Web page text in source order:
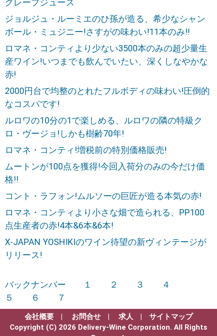
グレープジュース
ジョルジュ・ルーミエのひ孫が造る、希少なシャン
ボール・ミュジニー!さすがの味わい!11本のみ!!
ロマネ・コンティより少ない3500本のみの超少量生
産ワイン!いつまでも飲んでいたい、深くしなやかな
赤!
2000円台で均整のとれたフルボディの味わい!圧倒的
なコスパです!
ルロワの10分の1で楽しめる、ルロワの隣の特級ク
ロ・ヴージョ!しかも樹齢70年!
ロマネ・コンティ!増税前の特別価格販売!
ムートンが100点を獲得!今回入荷分のみの今だけ価
格!!
コント・ラフォン!ムルソーの巨匠が造る本気の赤!
ロマネ・コンティより小さな畑で造られる、PP100
点生産者の赤!4本&6本&6本!
X-JAPAN YOSHIKIのワイン待望の新ヴィンテージが
リリース!
バックナンバー １ ２ ３
４
５
６ ７
会社概要| お問合せ| 求人 | サイトマップ
Copyright (C) 2026 Delivery-Wine Corporation. All Rights